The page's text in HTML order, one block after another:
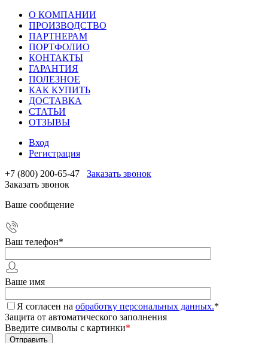
О КОМПАНИИ
ПРОИЗВОДСТВО
ПАРТНЕРАМ
ПОРТФОЛИО
КОНТАКТЫ
ГАРАНТИЯ
ПОЛЕЗНОЕ
КАК КУПИТЬ
ДОСТАВКА
СТАТЬИ
ОТЗЫВЫ
Вход
Регистрация
+7 (800) 200-65-47
Заказать звонок
Заказать звонок
Ваше сообщение
Ваш телефон*
Ваше имя
Я согласен на обработку персональных данных.*
Защита от автоматического заполнения
Введите символы с картинки*